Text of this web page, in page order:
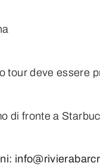
tour deve essere
di fronte a